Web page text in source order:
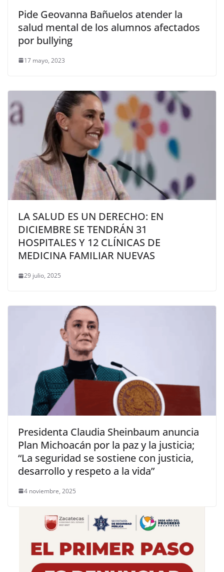
Pide Geovanna Bañuelos atender la
salud mental de los alumnos afectados
por bullying
17 mayo, 2023
LA SALUD ES UN DERECHO: EN
DICIEMBRE SE TENDRÁN 31
HOSPITALES Y 12 CLÍNICAS DE
MEDICINA FAMILIAR NUEVAS
29 julio, 2025
Presidenta Claudia Sheinbaum anuncia
Plan Michoacán por la paz y la justicia;
“La seguridad se sostiene con justicia,
desarrollo y respeto a la vida”
4 noviembre, 2025